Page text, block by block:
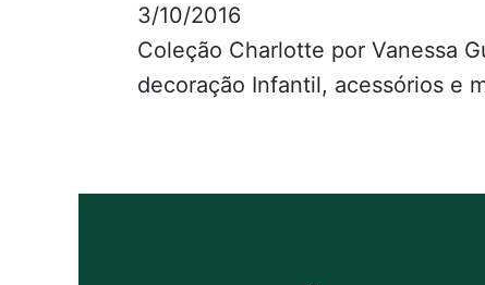
3/10/2016
Coleção Charlotte por Vanessa
decoração Infantil, acessórios e